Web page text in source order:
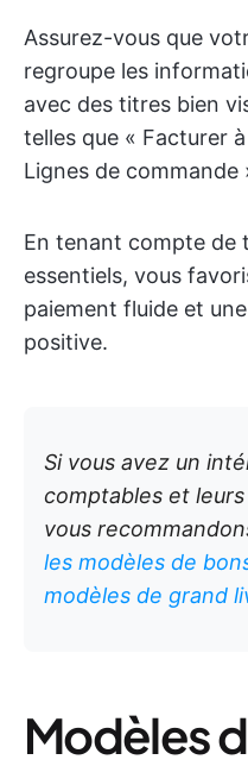
Assurez-vous que
regroupe les
avec des titres bien
telles que « Facturer
Lignes de commande
En tenant compte de
essentiels, vous
paiement fluide et
positive.
Si vous avez un
comptables et
vous
les modèles de
modèles de grand
Modèles